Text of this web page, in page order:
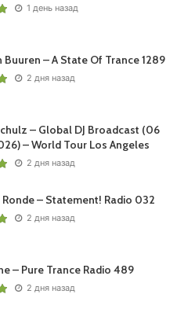
1 день назад
Buuren – A State Of Trance 1289
2 дня назад
– Global DJ Broadcast (06
– World Tour Los Angeles
2 дня назад
Ronde – Statement! Radio 032
2 дня назад
– Pure Trance Radio 489
2 дня назад